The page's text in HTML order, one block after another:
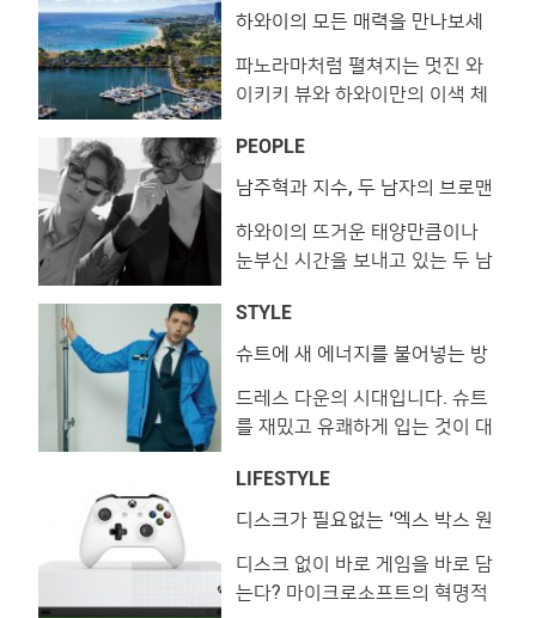
하와이의 모든 매력을 만나보세
파노라마처럼 펼쳐지는 멋진 와
이키키 뷰와 하와이만의 이색 체
프린스 와이키키. 이곳에서 보내
는 시간은 평소 쉽게 접할 수 없
는 기회를 선사합니다. 프린스 와
이키키에서 바라다보이는 알라와
크. 하와이의 모든 것을 담은 프
린스 와이키키 새하얀 백사장과
절벽 등 바라보기만 해도 절로 감
탄하게 되는 하와이 �
PEOPLE
남주혁과 지수, 두 남자의 브로맨
하와이의 뜨거운 태양만큼이나
눈부신 시간을 보내고 있는 두 남
에서 우연한 만남을 이룬 그들은
어느덧 발맞춰 길을 걷는 아름다
계 대표 브로맨스를 보여주는 남
주혁과 지수가 하와이로 떠났습
위기를 만끽하는 멋진 두 배우를
<레옹> 카메라에 담았습니다. (지
컨. 슈트, 셔츠 모두 탑지오 by 로
드앤테일러. (남
STYLE
슈트에 새 에너지를 불어넣는 방
드레스 다운의 시대입니다. 슈트
를 재밌고 유쾌하게 입는 것이 대
맞춰 이번 달엔 슈트를 더욱 재미
있게 즐기는 방법을 준비했습니
다면 준비 완료! 슈트를 제대로
즐겨봅시다. IDEA 1 │ SPORTY
LIFESTYLE
디스크가 필요없는 ‘엑스 박스 원
디스크 없이 바로 게임을 바로 담
는다? 마이크로소프트의 혁명적